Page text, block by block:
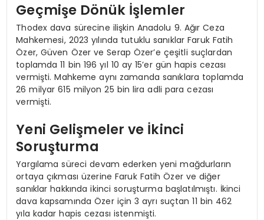
Geçmişe Dönük İşlemler
Thodex dava sürecine ilişkin Anadolu 9. Ağır Ceza
Mahkemesi, 2023 yılında tutuklu sanıklar Faruk Fatih
Özer, Güven Özer ve Serap Özer’e çeşitli suçlardan
toplamda 11 bin 196 yıl 10 ay 15’er gün hapis cezası
vermişti. Mahkeme aynı zamanda sanıklara toplamda
26 milyar 615 milyon 25 bin lira adli para cezası
vermişti.
Yeni Gelişmeler ve İkinci
Soruşturma
Yargılama süreci devam ederken yeni mağdurların
ortaya çıkması üzerine Faruk Fatih Özer ve diğer
sanıklar hakkında ikinci soruşturma başlatılmıştı. İkinci
dava kapsamında Özer için 3 ayrı suçtan 11 bin 462
yıla kadar hapis cezası istenmişti.